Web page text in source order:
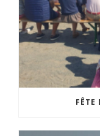
FÊTE